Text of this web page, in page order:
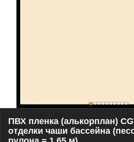
ПВХ пленка (алькорплан)
отделки чаши бассейна